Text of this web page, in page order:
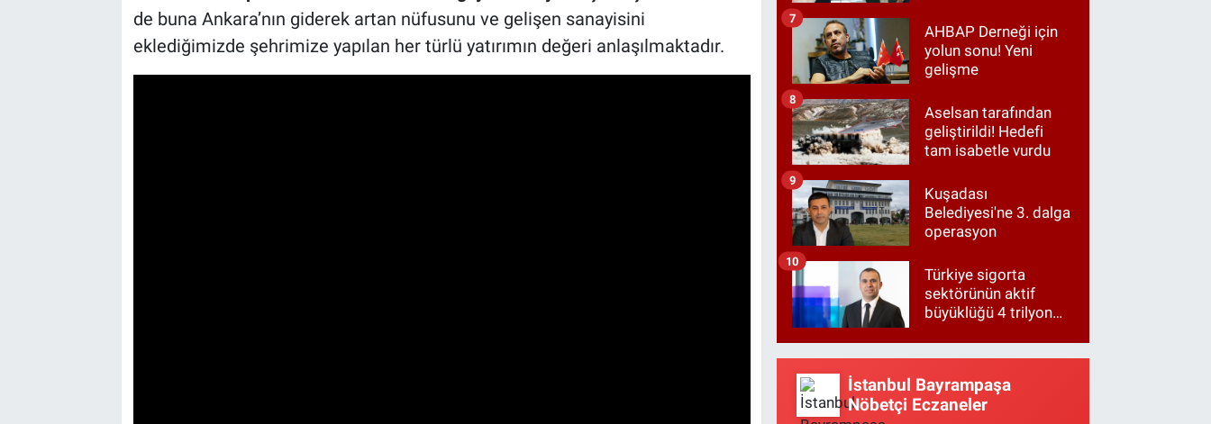
de buna Ankara’nın giderek artan nüfusunu ve gelişen sanayisini
eklediğimizde şehrimize yapılan her türlü yatırımın değeri anlaşılmaktadır.
AHBAP Derneği için
yolun sonu! Yeni
gelişme
7
Aselsan tarafından
geliştirildi! Hedefi
tam isabetle vurdu
8
Kuşadası
Belediyesi'ne 3. dalga
operasyon
9
Türkiye sigorta
sektörünün aktif
büyüklüğü 4 trilyon
10
İstanbul Bayrampaşa
Nöbetçi Eczaneler